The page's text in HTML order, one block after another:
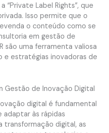
“Private Label Rights”, que
Isso permite que o
o conteúdo como se
em gestão de
são uma ferramenta valiosa
e estratégias inovadoras de
Gestão de Inovação Digital
digital é fundamental
adaptar às rápidas
transformação digital, as